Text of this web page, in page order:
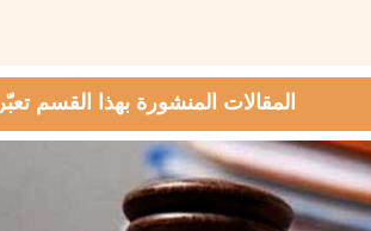
المقالات المنشورة بهذا القسم